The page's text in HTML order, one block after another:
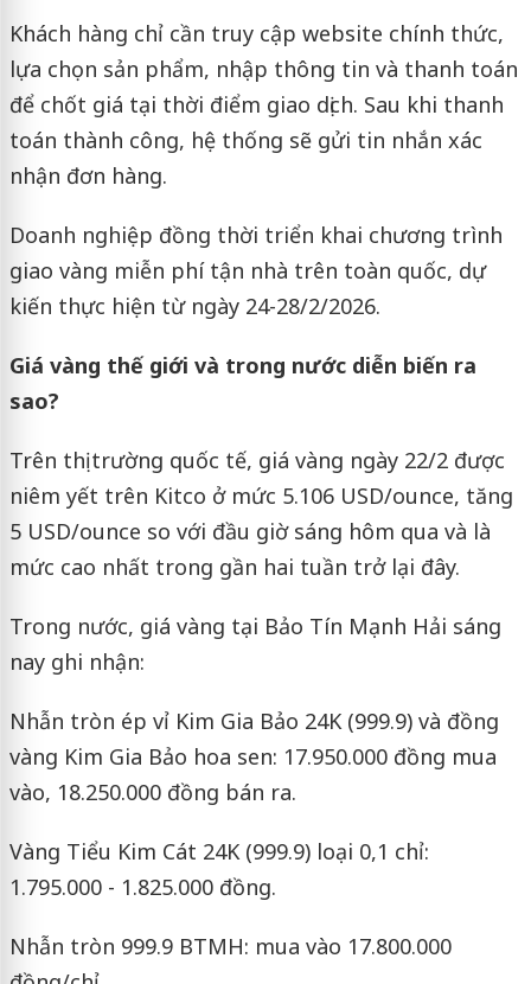
Khách hàng chỉ cần truy cập website chính thức,
lựa chọn sản phẩm, nhập thông tin và thanh toán
để chốt giá tại thời điểm giao dịch. Sau khi thanh
toán thành công, hệ thống sẽ gửi tin nhắn xác
nhận đơn hàng.
Doanh nghiệp đồng thời triển khai chương trình
giao vàng miễn phí tận nhà trên toàn quốc, dự
kiến thực hiện từ ngày 24-28/2/2026.
Giá vàng thế giới và trong nước diễn biến ra
sao?
Trên thị trường quốc tế, giá vàng ngày 22/2 được
niêm yết trên Kitco ở mức 5.106 USD/ounce, tăng
5 USD/ounce so với đầu giờ sáng hôm qua và là
mức cao nhất trong gần hai tuần trở lại đây.
Trong nước, giá vàng tại Bảo Tín Mạnh Hải sáng
nay ghi nhận:
Nhẫn tròn ép vỉ Kim Gia Bảo 24K (999.9) và đồng
vàng Kim Gia Bảo hoa sen: 17.950.000 đồng mua
vào, 18.250.000 đồng bán ra.
Vàng Tiểu Kim Cát 24K (999.9) loại 0,1 chỉ:
1.795.000 - 1.825.000 đồng.
Nhẫn tròn 999.9 BTMH: mua vào 17.800.000